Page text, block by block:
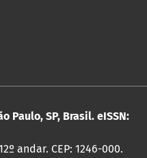
Paulo, SP, Brasil. eISSN:
andar. CEP: 1246-000.